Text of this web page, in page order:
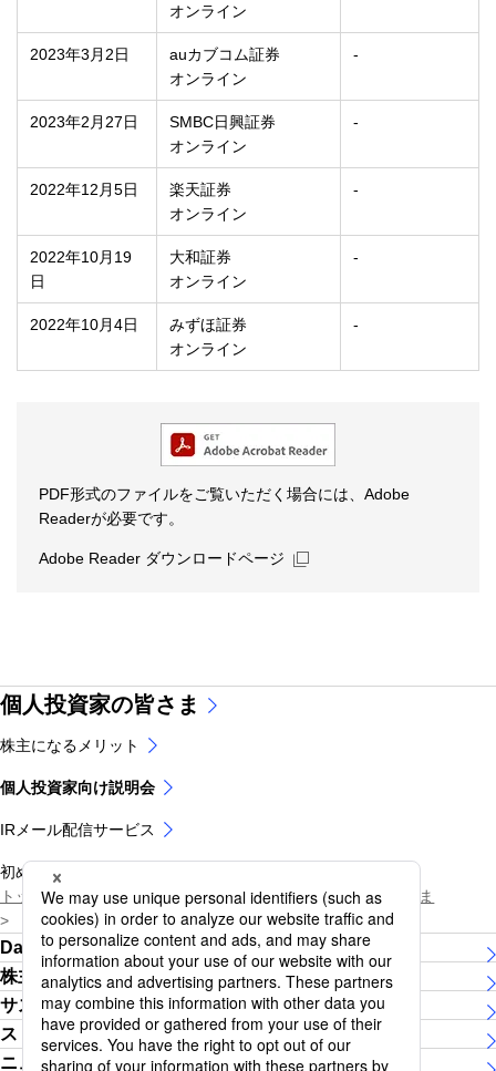
オンライン
2023年3月2日
auカブコム証券
オンライン
-
2023年2月27日
SMBC日興証券
オンライン
-
2022年12月5日
楽天証券
オンライン
-
2022年10月19
日
大和証券
オンライン
-
2022年10月4日
みずほ証券
オンライン
-
PDF形式のファイルをご覧いただく場合には、Adobe
Readerが必要です。
Adobe Reader ダウンロードページ新規ウィンドウを開きます
個人投資家の皆さま
株主になるメリット
個人投資家向け説明会
IRメール配信サービス
初めてでも分かりやすい用語解説
トップページ
株主・投資家の皆さま
個人投資家の皆さま
個人投資家向け説明会
Daiichi Lifeグループについて
株主・投資家の皆さま
サステナビリティ
ストーリー
ニュースリリース